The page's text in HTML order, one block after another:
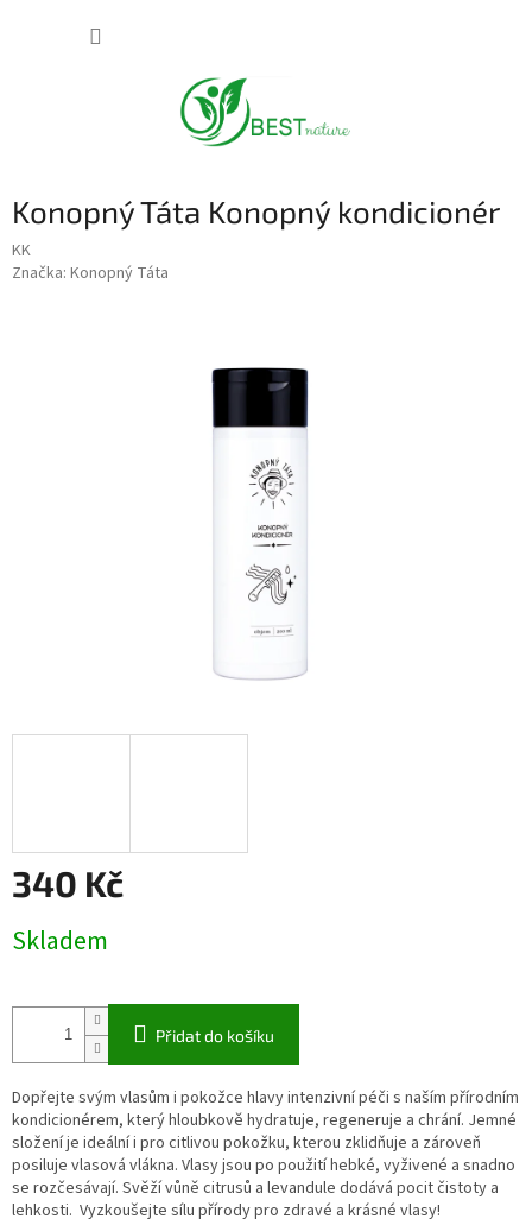
Konopný Táta Konopný kondicionér
KK
Značka: Konopný Táta
340 Kč
cena:
Skladem
Přidat do košíku
Dopřejte svým vlasům i pokožce hlavy intenzivní péči s naším přírodním
kondicionérem, který hloubkově hydratuje, regeneruje a chrání. Jemné
složení je ideální i pro citlivou pokožku, kterou zklidňuje a zároveň
posiluje vlasová vlákna. Vlasy jsou po použití hebké, vyživené a snadno
se rozčesávají. Svěží vůně citrusů a levandule dodává pocit čistoty a
lehkosti. Vyzkoušejte sílu přírody pro zdravé a krásné vlasy!